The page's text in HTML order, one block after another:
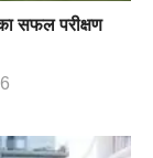
सफल परीक्षण